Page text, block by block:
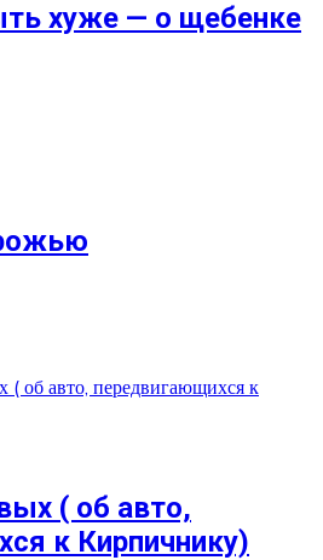
хуже — о щебенке
( об авто,
к Кирпичнику)